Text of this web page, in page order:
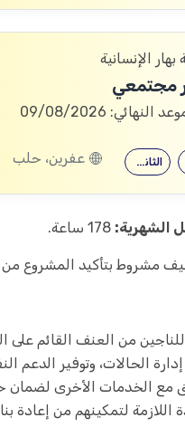
الإنسانية
مجتمعي
النهائي: 09/08/2026
الثانوية العامة عفرين، حلب
الشهرية:
مشروط بتأكيد المشروع من
من العنف القائم على
الحالات، وتوفير الدعم
مع الخدمات الأخرى
اللازمة لتمكينهم من إعادة